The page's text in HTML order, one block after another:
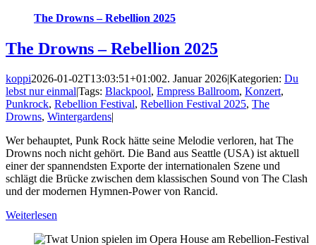
The Drowns – Rebellion 2025
The Drowns – Rebellion 2025
koppi2026-01-02T13:03:51+01:002. Januar 2026|Kategorien: Du
lebst nur einmal|Tags: Blackpool, Empress Ballroom, Konzert,
Punkrock, Rebellion Festival, Rebellion Festival 2025, The
Drowns, Wintergardens|
Wer behauptet, Punk Rock hätte seine Melodie verloren, hat The
Drowns noch nicht gehört. Die Band aus Seattle (USA) ist aktuell
einer der spannendsten Exporte der internationalen Szene und
schlägt die Brücke zwischen dem klassischen Sound von The Clash
und der modernen Hymnen-Power von Rancid.
Weiterlesen